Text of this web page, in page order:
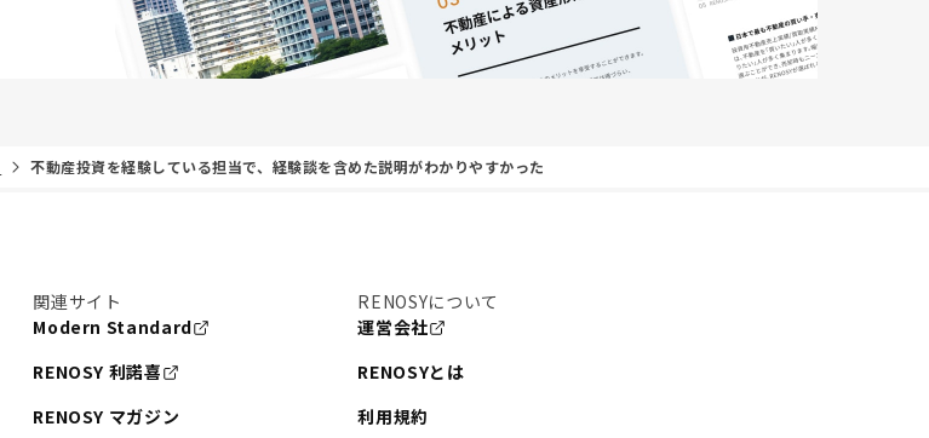
不動産投資を経験している担当で、経験談を含めた説明がわかりやすかった
関連サイト
Modern Standard
RENOSY 利諾喜
RENOSY マガジン
RENOSYについて
運営会社
RENOSYとは
利用規約